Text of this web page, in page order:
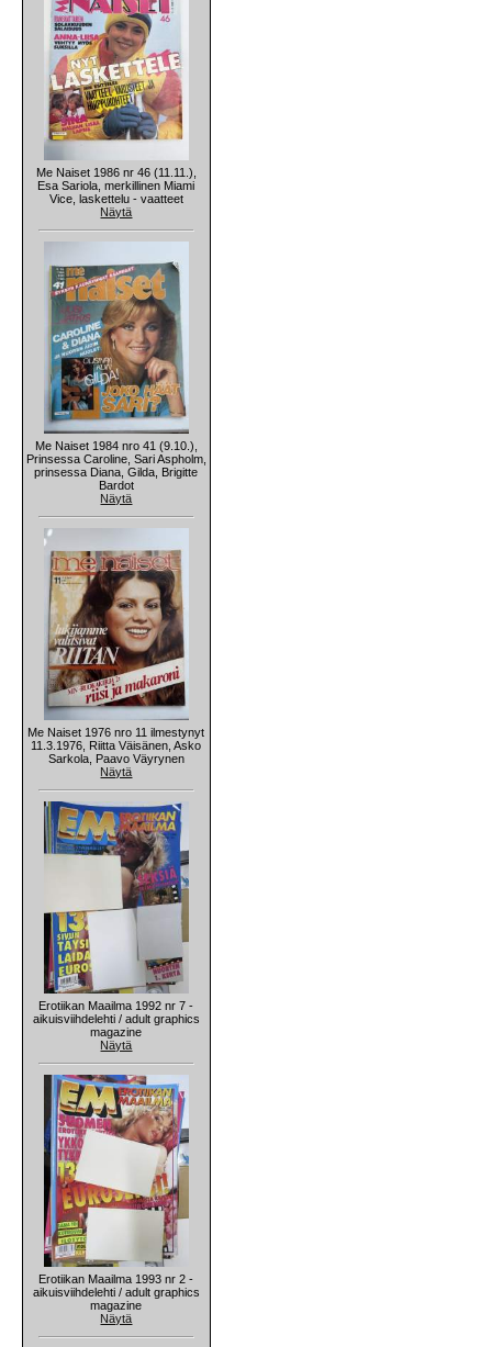
Me Naiset 1986 nr 46 (11.11.),
Esa Sariola, merkillinen Miami
Vice, laskettelu - vaatteet
Näytä
Me Naiset 1984 nro 41 (9.10.),
Prinsessa Caroline, Sari Aspholm,
prinsessa Diana, Gilda, Brigitte
Bardot
Näytä
Me Naiset 1976 nro 11 ilmestynyt
11.3.1976, Riitta Väisänen, Asko
Sarkola, Paavo Väyrynen
Näytä
Erotiikan Maailma 1992 nr 7 -
aikuisviihdelehti / adult graphics
magazine
Näytä
Erotiikan Maailma 1993 nr 2 -
aikuisviihdelehti / adult graphics
magazine
Näytä